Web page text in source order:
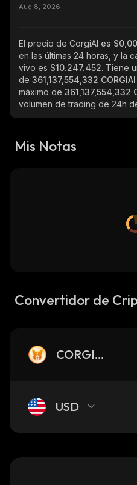
Aug 8, 2026
El precio de CorgiAI es
en las últimas 24 horas, y la
vivo es $10.247.452. Tiene
de 361,137,554,332 CORGIAI
máximo de 361,137,554,332
volumen de trading de 24h
Mis Notas
Convertidor de
CORGIAI
USD